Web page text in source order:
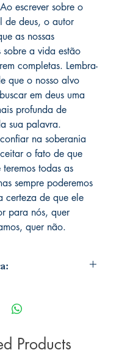
escrever sobre o
de deus, o autor
as nossas
a vida estão
completas. Lembra-
que o nosso alvo
em deus uma
profunda de
sua palavra.
na soberania
o fato de que
teremos todas as
sempre poderemos
certeza de que ele
para nós, quer
quer não.
Português
13 ‏ : ‎ 978-8538303930
: ‎ 20.8 x 13.6 x 1.2 cm
Products